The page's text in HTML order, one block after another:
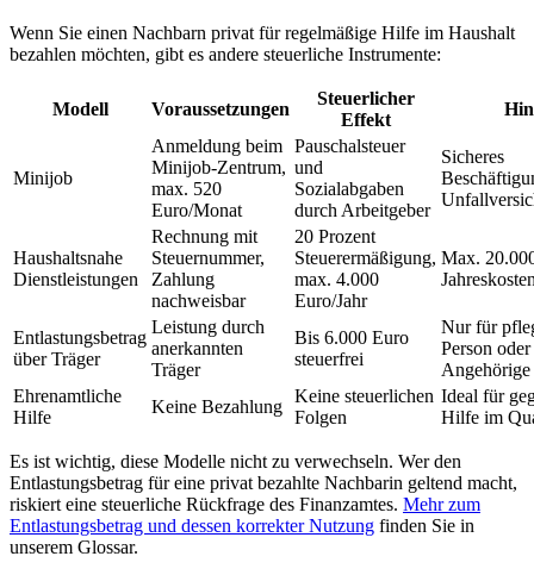
Wenn Sie einen Nachbarn privat für regelmäßige Hilfe im Haushalt
bezahlen möchten, gibt es andere steuerliche Instrumente:
Modell Voraussetzungen
Steuerlicher
Effekt
Minijob
Anmeldung beim
Minijob-Zentrum,
max. 520
Euro/Monat
Pauschalsteuer
und
Sozialabgaben
durch Arbeitgeber
Sicheres
Haushaltsnahe
Dienstleistungen
Rechnung mit
Steuernummer,
Zahlung
nachweisbar
20 Prozent
Steuerermäßigung,
max. 4.000
Euro/Jahr
Max.
Entlastungsbetrag
über Träger
Leistung durch
anerkannten
Träger
Bis 6.000 Euro
steuerfrei
Nur für
Person
Angehörige
Ehrenamtliche
Hilfe
Keine Bezahlung
Keine steuerlichen
Folgen
Ideal für
Hilfe im
Es ist wichtig, diese Modelle nicht zu verwechseln. Wer den
Entlastungsbetrag für eine privat bezahlte Nachbarin geltend macht,
riskiert eine steuerliche Rückfrage des Finanzamtes. Mehr zum
Entlastungsbetrag und dessen korrekter Nutzung finden Sie in
unserem Glossar.